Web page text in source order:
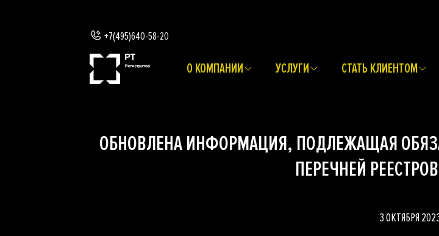
+7(495)640-58-20
О КОМПАНИИ УСЛУГИ СТАТЬ КЛИЕНТОМ
ОБНОВЛЕНА ИНФОРМАЦИЯ, ПОДЛЕЖАЩАЯ
ПЕРЕЧНЕЙ
3 ОКТЯБРЯ